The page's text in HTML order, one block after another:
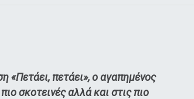
πετάει», ο αγαπημένος
σκοτεινές αλλά και στις πιο